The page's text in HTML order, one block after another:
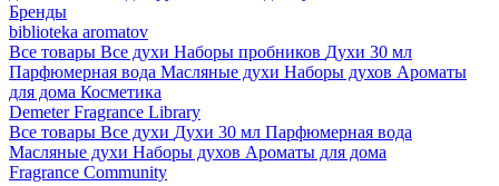
Бренды
biblioteka aromatov
Все товары Все духи Наборы пробников Духи 30 мл
Парфюмерная вода Масляные духи Наборы духов Ароматы
для дома Косметика
Demeter Fragrance Library
Все товары Все духи Духи 30 мл Парфюмерная вода
Масляные духи Наборы духов Ароматы для дома
Fragrance Community